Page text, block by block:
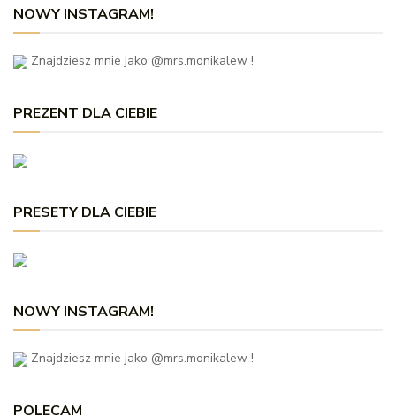
NOWY INSTAGRAM!
Znajdziesz mnie jako @mrs.monikalew !
PREZENT DLA CIEBIE
PRESETY DLA CIEBIE
NOWY INSTAGRAM!
Znajdziesz mnie jako @mrs.monikalew !
POLECAM